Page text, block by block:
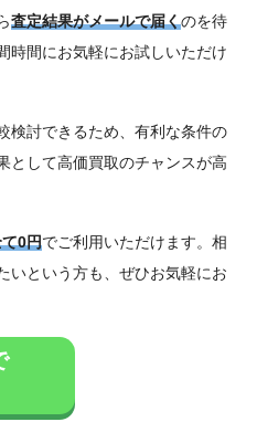
査定結果がメールで届くのを待
時間にお気軽にお試しいただけ
検討できるため、有利な条件の
として高価買取のチャンスが高
0円でご利用いただけます。相
いという方も、ぜひお気軽にお